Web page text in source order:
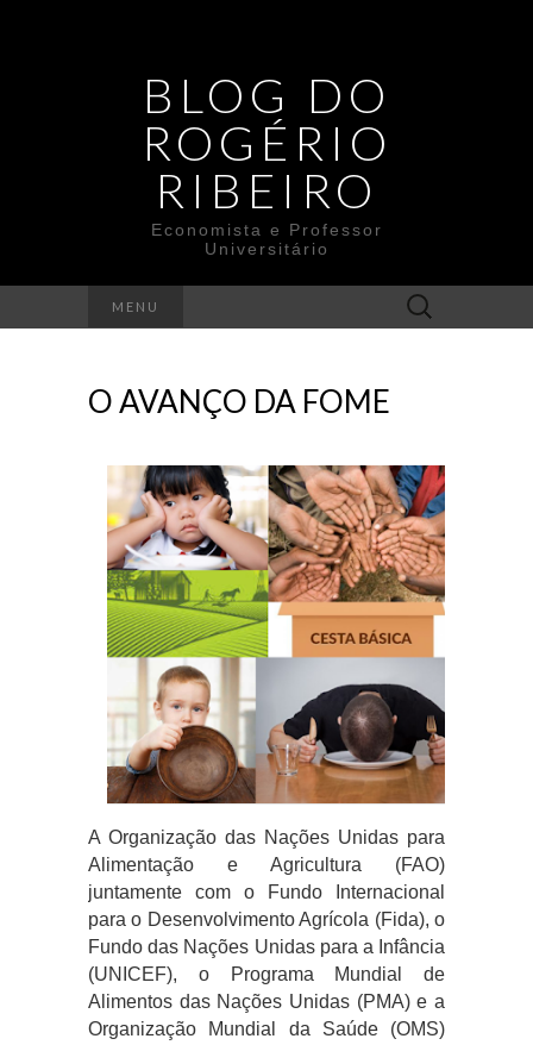
BLOG DO
ROGÉRIO
RIBEIRO
Economista e Professor
Universitário
MENU
Search
for:
O AVANÇO DA FOME
A Organização das Nações Unidas para
Alimentação e Agricultura (FAO)
juntamente com o Fundo Internacional
para o Desenvolvimento Agrícola (Fida), o
Fundo das Nações Unidas para a Infância
(UNICEF), o Programa Mundial de
Alimentos das Nações Unidas (PMA) e a
Organização Mundial da Saúde (OMS)